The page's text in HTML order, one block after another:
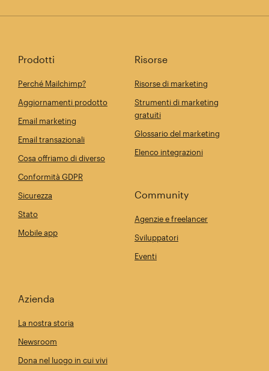
Prodotti
Perché Mailchimp?
Aggiornamenti prodotto
Email marketing
Email transazionali
Cosa offriamo di diverso
Conformità GDPR
Sicurezza
Stato
Mobile app
Risorse
Risorse di marketing
Strumenti di marketing
gratuiti
Glossario del marketing
Elenco integrazioni
Community
Agenzie e freelancer
Sviluppatori
Eventi
Azienda
La nostra storia
Newsroom
Dona nel luogo in cui vivi